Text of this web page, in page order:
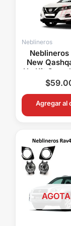
Neblineros
Neblineros
New
Up Kit
Con Switch
$
Agregar al